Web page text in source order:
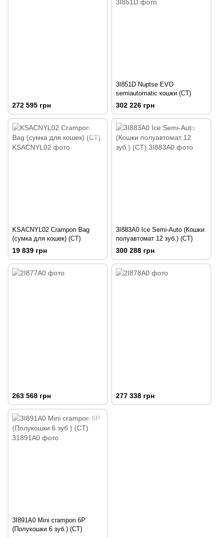
272 595 грн
3I851D Nuptse EVO
semiautomatic кошки (CT)
302 226 грн
KSACNYL02 Crampon Bag
(сумка для кошек) (CT)
19 839 грн
3I883A0 Ice Semi-Auto (Кошки
полуавтомат 12 зуб.) (CT)
300 288 грн
263 568 грн 277 338 грн
3I891A0 Mini crampon 6P
(Полукошки 6 зуб.) (CT)